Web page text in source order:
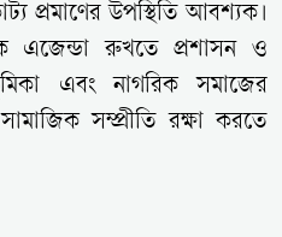
প্রমাণের উপস্থিতি আবশ্যক।
এজেন্ডা রুখতে প্রশাসন ও
এবং নাগরিক সমাজের
সম্প্রীতি রক্ষা করতে